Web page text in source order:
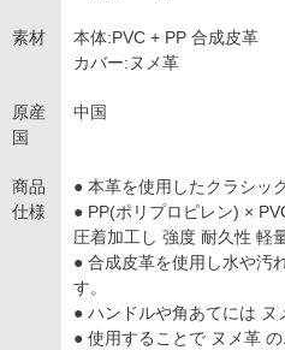
素材
本体:PVC + PP 合成皮革
カバー:ヌメ革
原産
国
中国
商品
仕様
● 本革を使用したクラシッ
● PP(ポリプロピレン) ×
圧着加工し 強度 耐久性 軽
● 合成皮革を使用し水や汚
す。
● ハンドルや角あてには ヌ
● 使用することで ヌメ革